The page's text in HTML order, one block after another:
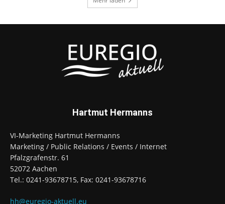
Hartmut Hermanns
VI-Marketing Hartmut Hermanns
Marketing / Public Relations / Events / Internet
Pfalzgrafenstr. 61
52072 Aachen
Tel.: 0241-93678715, Fax: 0241-93678716
hh@euregio-aktuell.eu